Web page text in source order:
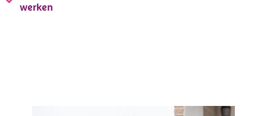
werken